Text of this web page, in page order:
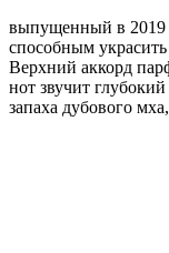
выпущенный в 2019
способным
Верхний аккорд
нот звучит
запаха дубового